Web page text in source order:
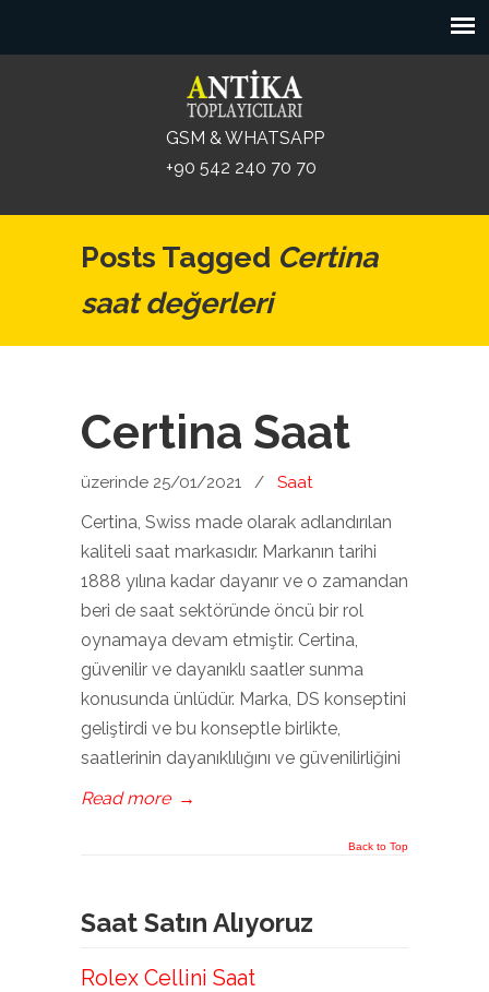
GSM & WHATSAPP
+90 542 240 70 70
Posts Tagged Certina
saat değerleri
Certina Saat
üzerinde 25/01/2021 / Saat
Certina, Swiss made olarak adlandırılan
kaliteli saat markasıdır. Markanın tarihi
1888 yılına kadar dayanır ve o zamandan
beri de saat sektöründe öncü bir rol
oynamaya devam etmiştir. Certina,
güvenilir ve dayanıklı saatler sunma
konusunda ünlüdür. Marka, DS konseptini
geliştirdi ve bu konseptle birlikte,
saatlerinin dayanıklılığını ve güvenilirliğini
Read more →
Back to Top
Saat Satın Alıyoruz
Rolex Cellini Saat